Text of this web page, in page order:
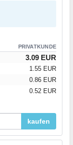
PRIVATKUNDE
3.09 EUR
1.55 EUR
0.86 EUR
0.52 EUR
kaufen